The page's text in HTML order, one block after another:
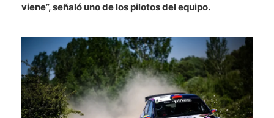
viene”, señaló uno de los pilotos del equipo.